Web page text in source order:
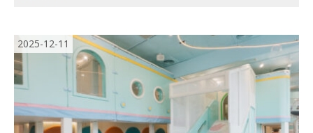
2025-12-11